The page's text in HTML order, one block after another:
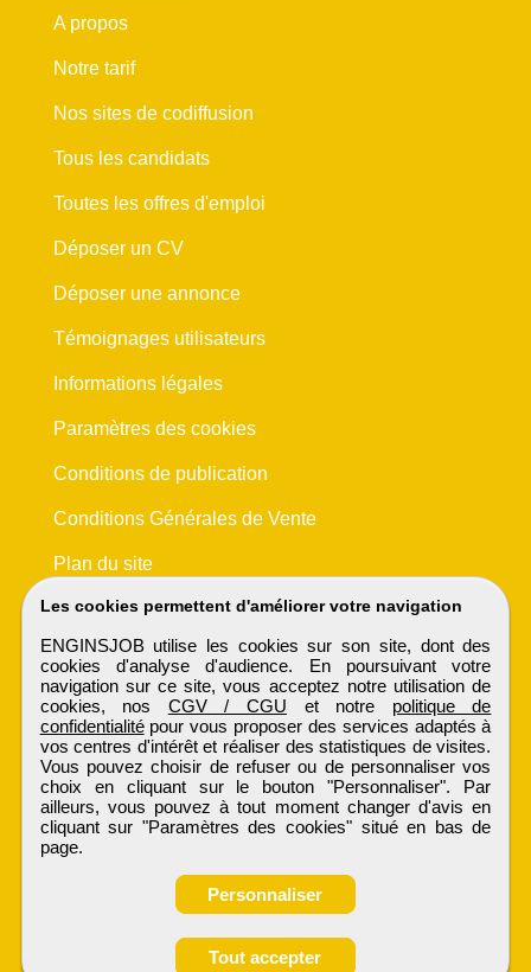
Les cookies permettent d'améliorer votre navigation
ENGINSJOB utilise les cookies sur son site, dont des
cookies d'analyse d'audience. En poursuivant votre
navigation sur ce site, vous acceptez notre utilisation de
cookies, nos CGV / CGU et notre politique de
confidentialitépour vous proposer des services adaptés à
vos centres d'intérêt et réaliser des statistiques de visites.
Vous pouvez choisir de refuser ou de personnaliser vos
choix en cliquant sur le bouton "Personnaliser". Par
ailleurs, vous pouvez à tout moment changer d'avis en
cliquant sur "Paramètres des cookies" situé en bas de
page.
Personnaliser
Tout accepter
A propos
Notre tarif
Nos sites de codiffusion
Tous les candidats
Toutes les offres d'emploi
Déposer un CV
Déposer une annonce
Témoignages utilisateurs
Informations légales
Paramètres des cookies
Conditions de publication
Conditions Générales de Vente
Plan du site